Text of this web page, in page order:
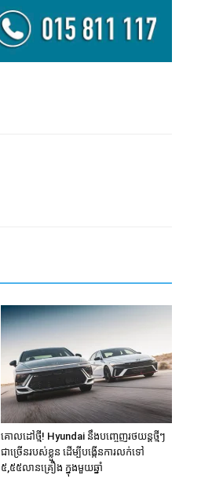
គោលដៅថ្មី! Hyundai នឹងបញ្ចេញរថយន្តថ្មីៗ
ជាច្រើនរបស់ខ្លួន ដើម្បីបង្កើនការលក់ទៅ
៥,៥៥លានគ្រឿង ក្នុងមួយឆ្នាំ